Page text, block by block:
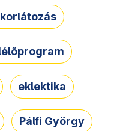
eklektika
Pálfi György